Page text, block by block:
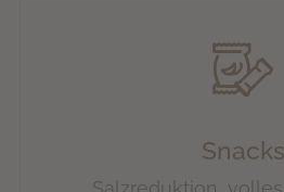
Snacks